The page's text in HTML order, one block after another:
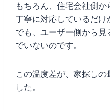
もちろん、住宅会社側
丁寧に対応しているだけ
でも、ユーザー側から
でいないのです。
この温度差が、家探しの
した。